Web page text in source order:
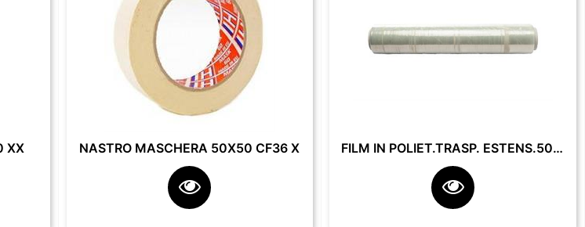
XX NASTRO MASCHERA 50X50 CF36 X FILM IN POLIET.TRASP. ESTENS.50 CM 23 MY 2.2 KG **